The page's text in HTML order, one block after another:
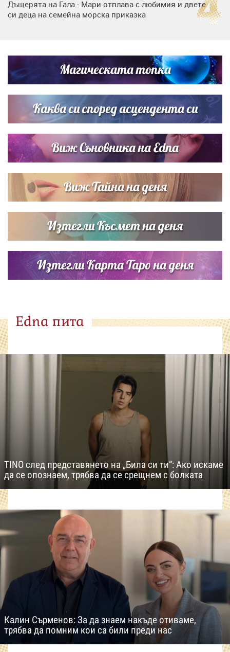
Дъщерята на Гала - Мари отплава с любимия и двете
си деца на семейна морска приказка
Братя Аргирови я изненадаха с песен
„Тук сме най-щастливи“: Радина Кърджилова и Пламен
Димов издадоха своето любимо място
Магическата топка
Каква си според асцендента си
Виж Съновника на Edna
Виж Тайна на деня
Изтегли Късмет на деня
Изтегли Карта Таро на деня
Edna пита
TINO след представянето на „Била си ти“: Ако искаме
да се опознаем, трябва да се срещнем с болката
Калин Сърменов: За да знаем накъде отиваме,
трябва да помним кои са били преди нас